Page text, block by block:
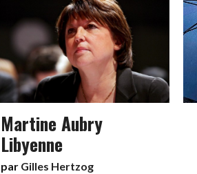
Martine Aubry
Libyenne
par Gilles Hertzog